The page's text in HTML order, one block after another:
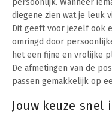
diegene zien wat je leuk
Dit geeft voor jezelf ook
omringd door
het een fijne en vrolijke
De afmetingen van de
passen gemakkelijk op
Jouw keuze snel